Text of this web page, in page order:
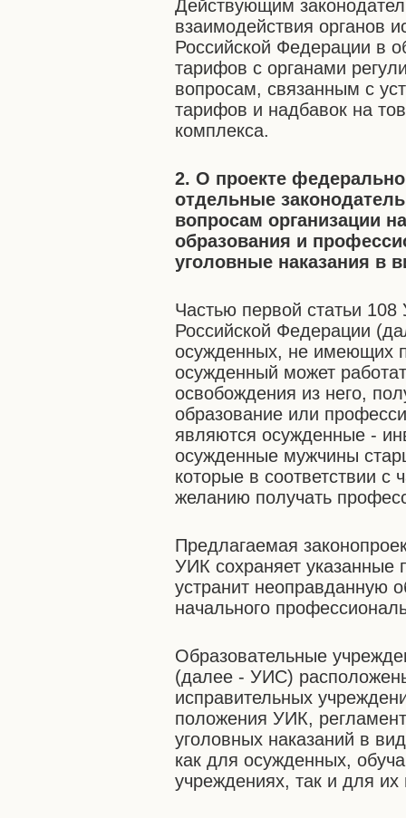
Действующим
взаимодействия органов
Российской Федерации в
тарифов с органами
вопросам, связанным с
тарифов и надбавок на
комплекса.
2. О проекте
отдельные
вопросам организации
образования и
уголовные наказания в
Частью первой статьи 108
Российской Федерации
осужденных, не имеющих
осужденный может
освобождения из него,
образование или
являются осужденные -
осужденные мужчины
которые в соответствии с
желанию получать
Предлагаемая
УИК сохраняет
устранит неоправданную
начального
Образовательные
(далее - УИС)
исправительных
положения УИК,
уголовных наказаний в
как для осужденных,
учреждениях, так и для их